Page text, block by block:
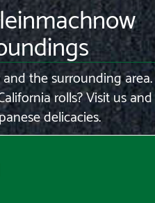
the surrounding area.
rolls? Visit us and
delicacies.